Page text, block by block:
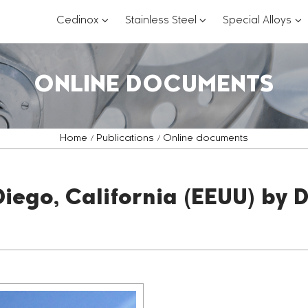
Cedinox???
Stainless Steel ???
Special Alloys ???
ONLINE DOCUMENTS
Home Publications Online documents
California (EEUU) by